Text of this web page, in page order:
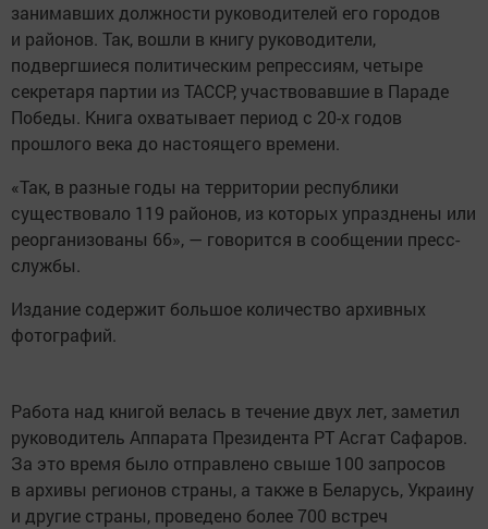
занимавших должности руководителей его городов
и районов. Так, вошли в книгу руководители,
подвергшиеся политическим репрессиям, четыре
секретаря партии из ТАССР, участвовавшие в Параде
Победы. Книга охватывает период с 20-х годов
прошлого века до настоящего времени.
«Так, в разные годы на территории республики
существовало 119 районов, из которых упразднены или
реорганизованы 66», — говорится в сообщении пресс-
службы.
Издание содержит большое количество архивных
фотографий.
Работа над книгой велась в течение двух лет, заметил
руководитель Аппарата Президента РТ Асгат Сафаров.
За это время было отправлено свыше 100 запросов
в архивы регионов страны, а также в Беларусь, Украину
и другие страны, проведено более 700 встреч